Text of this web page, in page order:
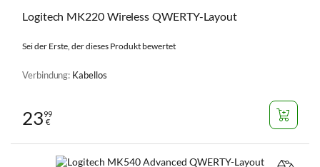
Logitech MK220 Wireless QWERTY-Layout
Sei der Erste, der dieses Produkt bewertet
Verbindung: Kabellos
2399
€